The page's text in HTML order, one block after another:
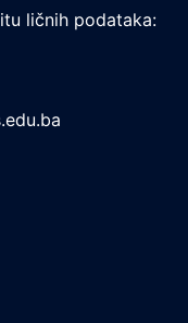
ličnih podataka: